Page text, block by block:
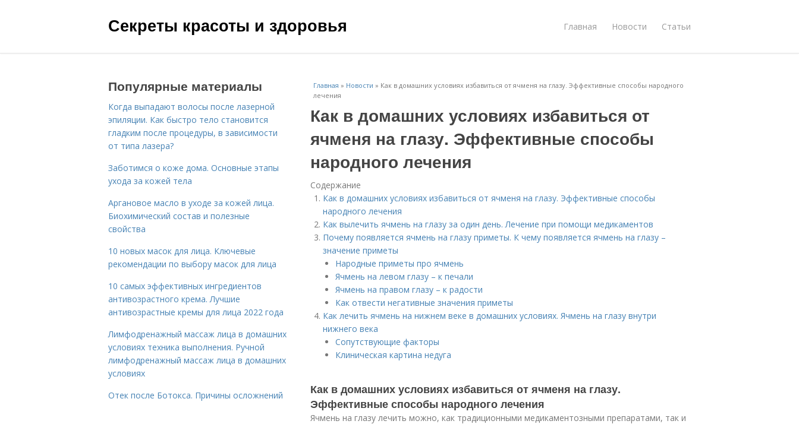
Секреты красоты и здоровья Главная Новости Статьи
Главная » Новости » Как в домашних условиях избавиться от ячменя на глазу. Эффективные способы народного
лечения
Как в домашних условиях избавиться от
ячменя на глазу. Эффективные способы
народного лечения
Содержание
Как в домашних условиях избавиться от ячменя на глазу. Эффективные способы
народного лечения
Как вылечить ячмень на глазу за один день. Лечение при помощи медикаментов
Почему появляется ячмень на глазу приметы. К чему появляется ячмень на глазу –
значение приметы
Народные приметы про ячмень
Ячмень на левом глазу – к печали
Ячмень на правом глазу – к радости
Как отвести негативные значения приметы
Как лечить ячмень на нижнем веке в домашних условиях. Ячмень на глазу внутри
нижнего века
Сопутствующие факторы
Клиническая картина недуга
Как в домашних условиях избавиться от ячменя на глазу.
Эффективные способы народного лечения
Ячмень на глазу лечить можно, как традиционными медикаментозными препаратами, так и
Популярные материалы
Когда выпадают волосы после лазерной
эпиляции. Как быстро тело становится
гладким после процедуры, в зависимости
от типа лазера?
Заботимся о коже дома. Основные этапы
ухода за кожей тела
Аргановое масло в уходе за кожей лица.
Биохимический состав и полезные
свойства
10 новых масок для лица. Ключевые
рекомендации по выбору масок для лица
10 самых эффективных ингредиентов
антивозрастного крема. Лучшие
антивозрастные кремы для лица 2022 года
Лимфодренажный массаж лица в домашних
условиях техника выполнения. Ручной
лимфодренажный массаж лица в домашних
условиях
Отек после Ботокса. Причины осложнений